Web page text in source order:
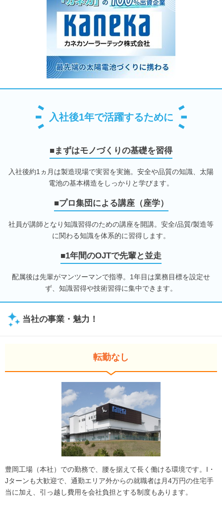
入社後1年で活躍するために
■まずはモノづくりの基礎を習得
入社後約1ヵ月は製造現場で実習を実施。安全や品質の知識、太陽
電池の基本構造をしっかりと学びます。
■プロ集団による講座（座学）
社員が講師となり知識習得のための講座を開講。安全/品質/製造等
に関わる知識を体系的に習得します。
■1年間のOJTで先輩と並走
配属後は先輩がマンツーマンで指導。1年目は業務目標を設定せ
ず、知識習得や技術習得に集中できます。
当社の事業・魅力！
転勤なし
豊岡工場（本社）での勤務で、腰を据えて長く働ける環境です。I・
Jターンも大歓迎で、通勤エリア外からの就職者は月4万円の住宅手
当に加え、引っ越し費用を会社負担とする制度もあります。